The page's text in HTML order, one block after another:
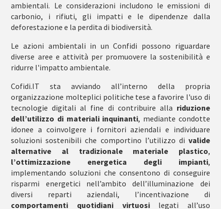
ambientali. Le considerazioni includono le emissioni di
carbonio, i rifiuti, gli impatti e le dipendenze dalla
deforestazione e la perdita di biodiversità.
Le azioni ambientali in un Confidi possono riguardare
diverse aree e attività per promuovere la sostenibilità e
ridurre l'impatto ambientale.
Cofidi.IT sta avviando all’interno della propria
organizzazione molteplici politiche tese a favorire l'uso di
tecnologie digitali al fine di contribuire alla riduzione
dell’utilizzo di materiali inquinanti, mediante condotte
idonee a coinvolgere i fornitori aziendali e individuare
soluzioni sostenibili che comportino l’utilizzo di valide
alternative al tradizionale materiale plastico,
l’ottimizzazione energetica degli impianti,
implementando soluzioni che consentono di conseguire
risparmi energetici nell’ambito dell’illuminazione dei
diversi reparti aziendali, l’incentivazione di
comportamenti quotidiani virtuosilegati all’uso